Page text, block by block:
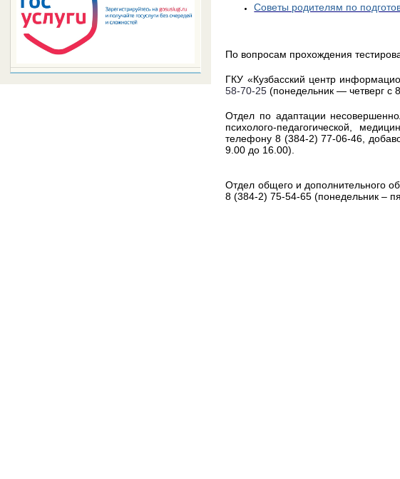
Советы родителям по
По вопросам прохождения
ГКУ «Кузбасский центр
58-70-25(понедельник — четверг с
Отдел по адаптации
психолого-педагогической,
телефону 8 (384-2) 77-06-46,
9.00 до 16.00).
Отдел общего и дополнительного
8 (384-2) 75-54-65 (понедельник –